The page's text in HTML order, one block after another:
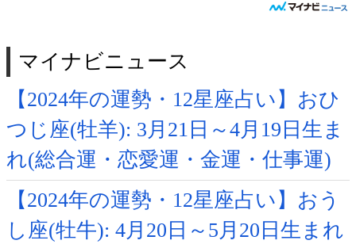
マイナビニュース
【2024年の運勢・12星座占い】おひ
つじ座(牡羊): 3月21日～4月19日生ま
れ(総合運・恋愛運・金運・仕事運)
【2024年の運勢・12星座占い】おう
し座(牡牛): 4月20日～5月20日生まれ